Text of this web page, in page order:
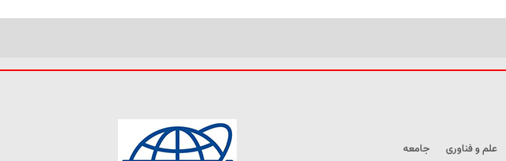
علم و فناوری
جامعه